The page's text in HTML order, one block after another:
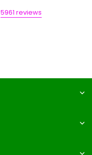
5961 reviews